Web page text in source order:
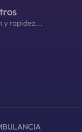
y rapidez...